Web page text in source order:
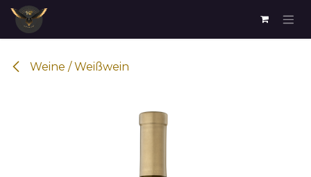
Zum Inhalt springen
Weine / Weißwein